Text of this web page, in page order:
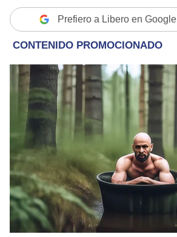
Prefiero a Libero en Google